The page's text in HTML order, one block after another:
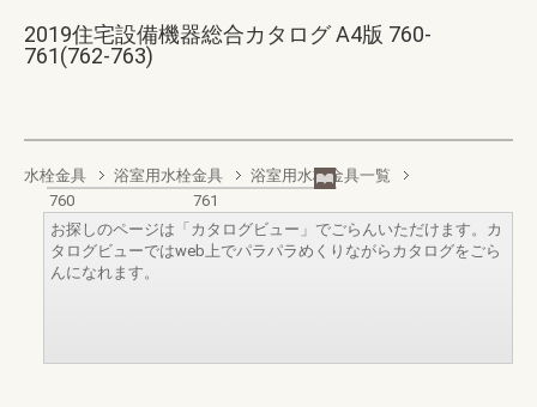
2019住宅設備機器総合カタログ A4版 760-
761(762-763)
水栓金具 浴室用水栓金具
浴室用水栓金具一覧
760
761
お探しのページは「カタログビュー」でごらんいただけます。カ
タログビューではweb上でパラパラめくりながらカタログをごら
んになれます。